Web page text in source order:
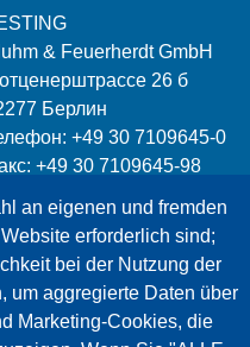
an eigenen und fremden
erforderlich sind;
bei der Nutzung der
um aggregierte Daten über
Marketing-Cookies, die
& Feuerherdt GmbH
26 б
Берлин
+49 30 7109645-0
+49 30 7109645-98